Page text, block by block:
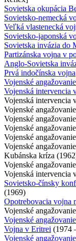
Sovietska okupácia
Sovietsko-nemecká
Veľká vlastenecká
Sovietsko-japonská
Sovietska invázia do
Partizánska vojna v
Anglo-Sovietska
Prvá indočínska vojna
Vojenské
Vojenská intervencia
Vojenská intervencia
Vojenské
Vojenské
Vojenské
Vojenské
Vojenské
Kubánska kríza
Vojenské
Vojenská intervencia
Sovietsko-čínsky
(1969)
Opotrebovacia vojna
Vojenské
Vojenské
Vojna v Eritrei (1974
Vojenské